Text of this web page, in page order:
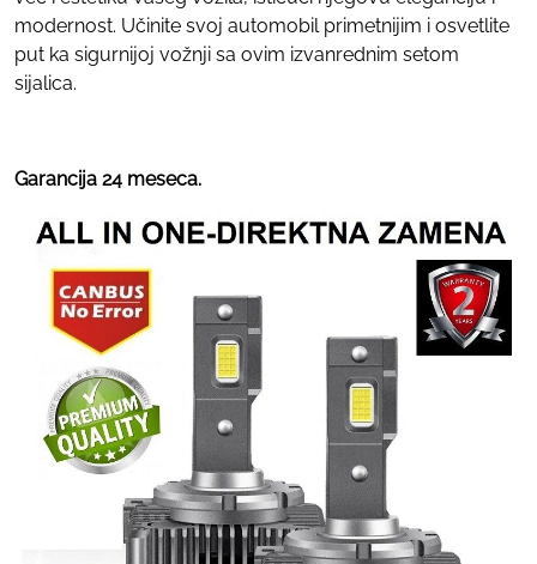
modernost. Učinite svoj automobil primetnijim i osvetlite
put ka sigurnijoj vožnji sa ovim izvanrednim setom
sijalica.
Garancija 24 meseca.